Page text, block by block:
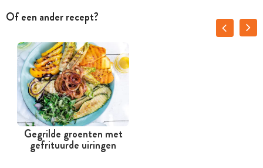
Of een ander recept?
Gegrilde groenten met
gefrituurde uiringen